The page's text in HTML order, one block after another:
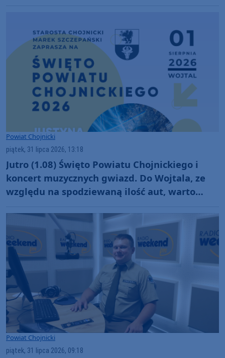
Powiat Chojnicki
piątek, 31 lipca 2026, 13:18
Jutro (1.08) Święto Powiatu Chojnickiego i
koncert muzycznych gwiazd. Do Wojtala, ze
względu na spodziewaną ilość aut, warto
Powiat Chojnicki
piątek, 31 lipca 2026, 09:18